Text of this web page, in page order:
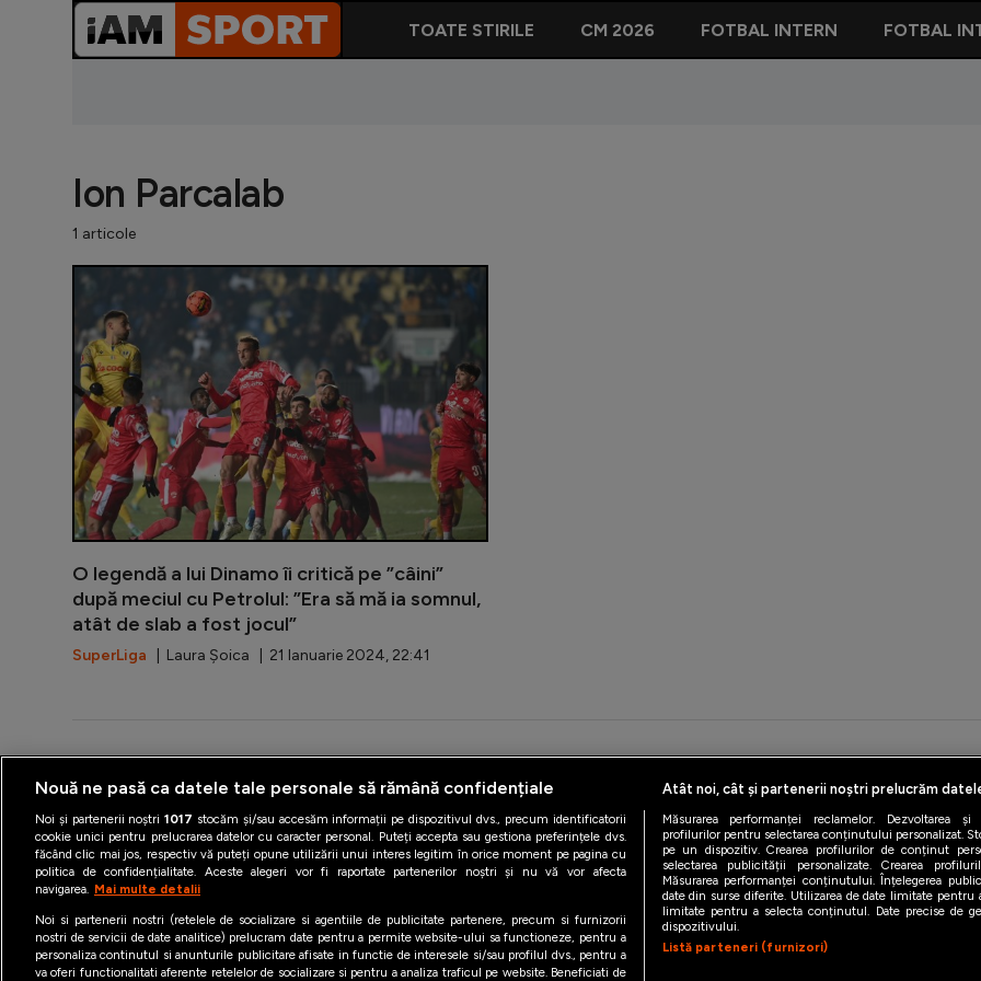
TOATE STIRILE CM 2026 FOTBAL INTERN FOTBAL
Ion Parcalab
1 articole
O legendă a lui Dinamo îi critică pe ”câini”
după meciul cu Petrolul: ”Era să mă ia somnul,
atât de slab a fost jocul”
SuperLiga | Laura Șoica | 21 Ianuarie 2024, 22:41
Termeni şi condiţii Politica de confidentialitate Politica de utilizare Cookies Cine suntem
Nouă ne pasă ca datele tale personale să rămână confidențiale
Noi și partenerii noștri1017 stocăm și/sau accesăm informații pe dispozitivul dvs., precum identificatorii
cookie unici pentru prelucrarea datelor cu caracter personal. Puteți accepta sau gestiona preferințele dvs.
făcând clic mai jos, respectiv vă puteți opune utilizării unui interes legitim în orice moment pe pagina cu
politica de confidențialitate. Aceste alegeri vor fi raportate partenerilor noștri și nu vă vor afecta
navigarea. Mai multe detalii
Noi si partenerii nostri (retelele de socializare si agentiile de publicitate partenere, precum si furnizorii
nostri de servicii de date analitice) prelucram date pentru a permite website-ului sa functioneze, pentru a
personaliza continutul si anunturile publicitare afisate in functie de interesele si/sau profilul dvs., pentru a
va oferi functionalitati aferente retelelor de socializare si pentru a analiza traficul pe website. Beneficiati de
Atât noi, cât și partenerii noștri prelucrăm
Măsurarea performanței reclamelor. Dezvoltarea
profilurilor pentru selectarea conținutului personalizat.
pe un dispozitiv. Crearea profilurilor de conținut
selectarea publicității personalizate. Crearea
Măsurarea performanței conținutului. Înțelegerea
date din surse diferite. Utilizarea de date limitate pentru
limitate pentru a selecta conținutul. Date precise de
dispozitivului.
Listă parteneri (furnizori)